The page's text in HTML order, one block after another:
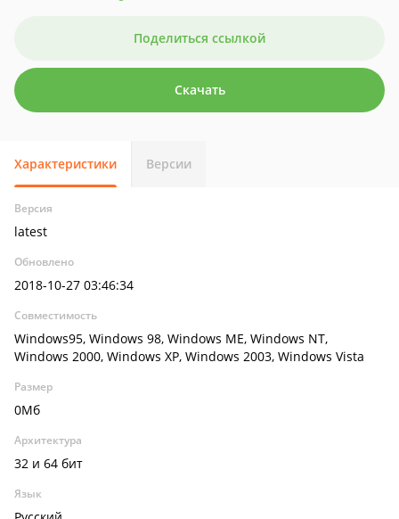
Поделиться ссылкой
Скачать
Характеристики Версии
Версия
latest
Обновлено
2018-10-27 03:46:34
Совместимость
Windows95, Windows 98, Windows ME, Windows NT,
Windows 2000, Windows XP, Windows 2003, Windows Vista
Размер
0Мб
Архитектура
32 и 64 бит
Язык